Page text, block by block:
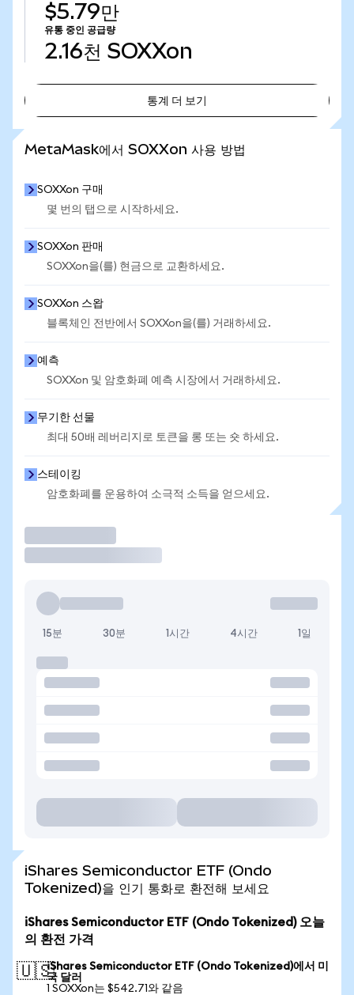
$5.79만
유통 중인 공급량
2.16천 SOXXon
통계 더 보기
MetaMask에서 SOXXon 사용 방법
SOXXon 구매
몇 번의 탭으로 시작하세요.
SOXXon 판매
SOXXon을(를) 현금으로 교환하세요.
SOXXon 스왑
블록체인 전반에서 SOXXon을(를) 거래하세요.
예측
SOXXon 및 암호화폐 예측 시장에서 거래하세요.
무기한 선물
최대 50배 레버리지로 토큰을 롱 또는 숏 하세요.
스테이킹
암호화폐를 운용하여 소극적 소득을 얻으세요.
15분 30분 1시간 4시간 1일
iShares Semiconductor ETF (Ondo
Tokenized)을 인기 통화로 환전해 보세요
iShares Semiconductor ETF (Ondo Tokenized) 오늘
의 환전 가격
🇺🇸iShares Semiconductor ETF (Ondo Tokenized)에서 미
국 달러
1 SOXXon는 $542.71와 같음